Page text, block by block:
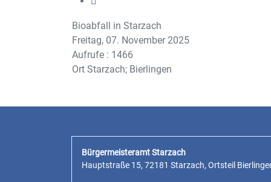
Bioabfall in Starzach
Freitag, 07. November 2025
Aufrufe : 1466
Ort Starzach; Bierlingen
Bürgermeisteramt Starzach
Hauptstraße 15, 72181 Starzach, Ortsteil